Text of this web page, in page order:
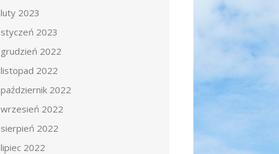
luty 2023
styczeń 2023
grudzień 2022
listopad 2022
październik 2022
wrzesień 2022
sierpień 2022
lipiec 2022